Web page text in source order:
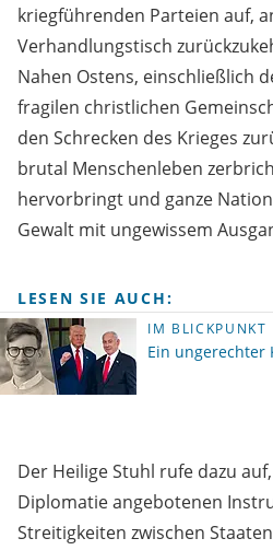
kriegführenden Parteien auf,
Verhandlungstisch
Nahen Ostens, einschließlich
fragilen christlichen
den Schrecken des Krieges
brutal Menschenleben
hervorbringt und ganze
Gewalt mit ungewissem
LESEN SIE AUCH:
IM BLICKPUNKT
Ein ungerechter
Der Heilige Stuhl rufe dazu
Diplomatie angebotenen
Streitigkeiten zwischen